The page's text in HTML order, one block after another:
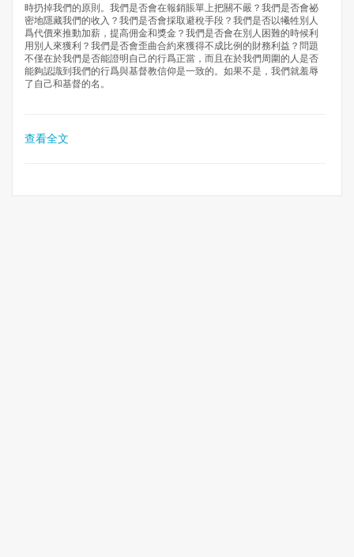
時扔掉我們的原則。我們是否會在報銷賬單上把關不嚴？我們是否會祕
密地隱藏我們的收入？我們是否會採取避稅手段？我們是否以犧牲別人
爲代價來推動加薪，提高佣金和獎金？我們是否會在別人困難的時候利
用別人來獲利？我們是否會歪曲合約來獲得不成比例的財務利益？問題
不僅在於我們是否能證明自己的行爲正當，而且在於我們周圍的人是否
能夠認識到我們的行爲與基督教信仰是一致的。如果不是，我們就羞辱
了自己和基督的名。
查看全文